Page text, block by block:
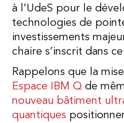
à l’UdeS pour le
technologies de
investissements
chaire s’inscrit dans
Rappelons que la
Espace IBM Q de
nouveau bâtiment
quantiques